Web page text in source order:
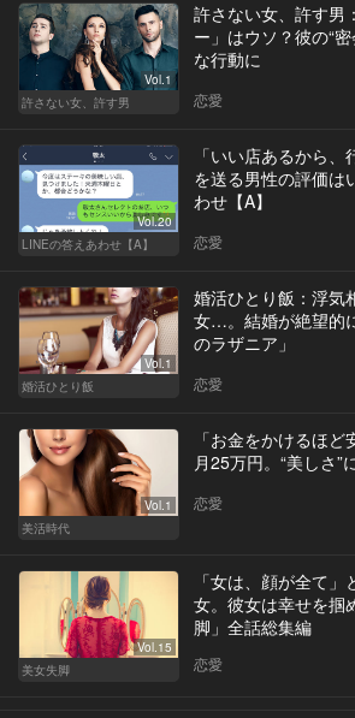
Vol.1
許さない女、許す男
許さない女、許す男
ー」はウソ？彼の“
な行動に
恋愛
Vol.20
LINEの答えあわせ【A】
「いい店あるから
を送る男性の評価は
わせ【A】
恋愛
Vol.1
婚活ひとり飯
婚活ひとり飯：浮気
女…。結婚が絶望的
のラザニア」
恋愛
Vol.1
美活時代
「お金をかけるほ
月25万円。“美しさ”
恋愛
Vol.15
美女失脚
「女は、顔が全て
女。彼女は幸せを掴
脚」全話総集編
恋愛